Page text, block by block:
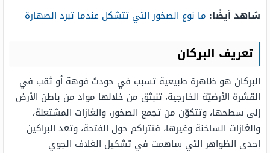
شاهد أيضًا: ما نوع الصخور التي تتشكل عندما تبرد الصهارة
تعريف البركان
البركان هو ظاهرة طبيعية تسبب في حودث فوهة أو ثقب في
القشرة الأرضيّة الخارجية، تنبثق من خلالها مواد من باطن الأرض
إلى سطحها، وتتكوّن من تجمع الصخور، والغازات المشتعلة،
والغازات الساخنة وغيرها، فتتراكم حول الفتحة، وتعد البراكين
إحدى الظواهر التي ساهمت في تشكيل الغلاف الجوي